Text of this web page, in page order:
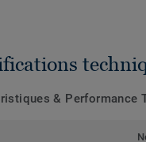
& Performance